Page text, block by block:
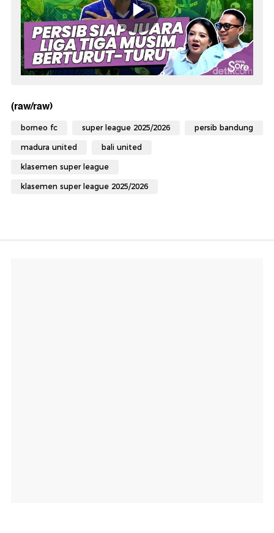
(raw/raw)
borneo fc super league 2025/2026 persib bandung
madura united bali united
klasemen super league
klasemen super league 2025/2026